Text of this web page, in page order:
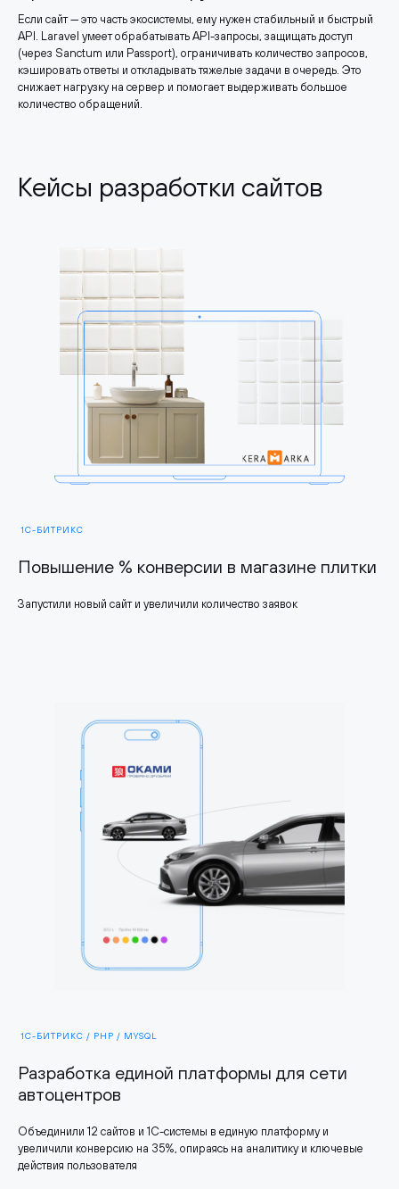
Если сайт — это часть экосистемы, ему нужен стабильный и быстрый
API. Laravel умеет обрабатывать API-запросы, защищать доступ
(через Sanctum или Passport), ограничивать количество запросов,
кэшировать ответы и откладывать тяжелые задачи в очередь. Это
снижает нагрузку на сервер и помогает выдерживать большое
количество обращений.
Кейсы разработки сайтов
1С-БИТРИКС
Повышение % конверсии в магазине плитки
Запустили новый сайт и увеличили количество заявок
1С-БИТРИКС / PHP / MYSQL
Разработка единой платформы для сети
автоцентров
Объединили 12 сайтов и 1С-системы в единую платформу и
увеличили конверсию на 35%, опираясь на аналитику и ключевые
действия пользователя